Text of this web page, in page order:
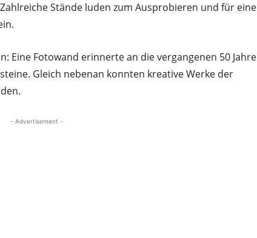
Stände luden zum Ausprobieren und für eine
Eine Fotowand erinnerte an die vergangenen 50 Jahre
Gleich nebenan konnten kreative Werke der
- Advertisement -